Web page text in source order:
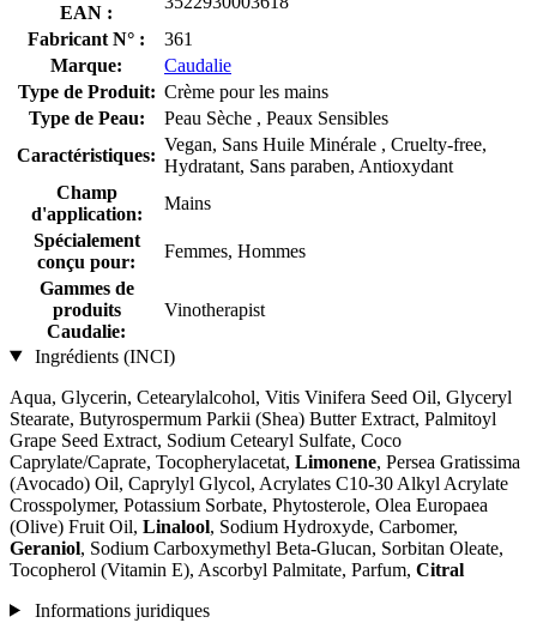
EAN :
Fabricant N° :
361
Marque:
Caudalie
Type de Produit: Crème pour les mains
Type de Peau:
Peau Sèche , Peaux Sensibles
Caractéristiques:
Vegan, Sans Huile Minérale , Cruelty-free,
Hydratant, Sans paraben, Antioxydant
Champ
d'application:
Mains
Spécialement
conçu pour:
Femmes, Hommes
Gammes de
produits
Caudalie:
Vinotherapist
Ingrédients (INCI)
Aqua, Glycerin, Cetearylalcohol, Vitis Vinifera Seed Oil, Glyceryl
Stearate, Butyrospermum Parkii (Shea) Butter Extract, Palmitoyl
Grape Seed Extract, Sodium Cetearyl Sulfate, Coco
Caprylate/Caprate, Tocopherylacetat, Limonene, Persea Gratissima
(Avocado) Oil, Caprylyl Glycol, Acrylates C10-30 Alkyl Acrylate
Crosspolymer, Potassium Sorbate, Phytosterole, Olea Europaea
(Olive) Fruit Oil, Linalool, Sodium Hydroxyde, Carbomer,
Geraniol, Sodium Carboxymethyl Beta-Glucan, Sorbitan Oleate,
Tocopherol (Vitamin E), Ascorbyl Palmitate, Parfum, Citral
Informations juridiques